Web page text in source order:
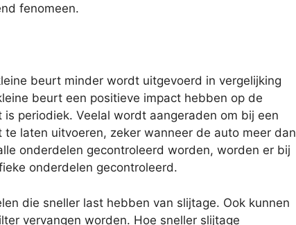
fenomeen.
beurt minder wordt uitgevoerd in vergelijking
beurt een positieve impact hebben op de
periodiek. Veelal wordt aangeraden om bij een
laten uitvoeren, zeker wanneer de auto meer dan
onderdelen gecontroleerd worden, worden er bij
onderdelen gecontroleerd.
die sneller last hebben van slijtage. Ook kunnen
vervangen worden. Hoe sneller slijtage